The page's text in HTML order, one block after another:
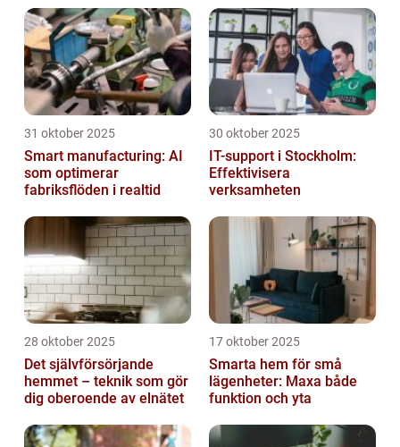
31 oktober 2025
Smart manufacturing: AI
som optimerar
fabriksflöden i realtid
30 oktober 2025
IT-support i Stockholm:
Effektivisera
verksamheten
28 oktober 2025
Det självförsörjande
hemmet – teknik som gör
dig oberoende av elnätet
17 oktober 2025
Smarta hem för små
lägenheter: Maxa både
funktion och yta